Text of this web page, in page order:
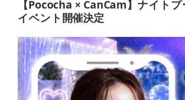
【Pococha × CanCam】ナイト
イベント開催決定